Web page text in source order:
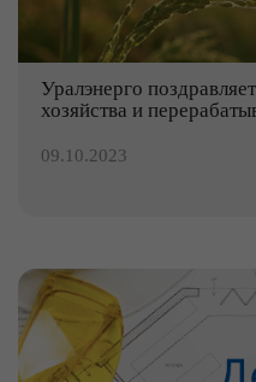
Уралэнерго
хозяйства и
09.10.2023